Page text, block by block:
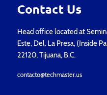
Contact Us
Head office located at
Este, Del. La Presa, (Inside
22120, Tijuana, B.C.
contacto@techmaster.us